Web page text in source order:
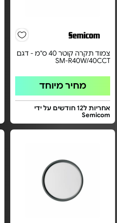
צמוד תקרה קוטר 40 ס"מ - דגם
SM-R40W/40CCT
מחיר מיוחד
אחריות ל12 חודשים על ידי
Semicom